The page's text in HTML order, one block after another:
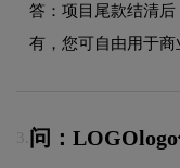
答：项目尾款结清
有，您可自由用于商
3. 问：